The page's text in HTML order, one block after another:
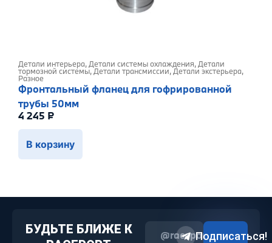
Детали интерьера,Детали системы охлаждения,Детали
тормозной системы,Детали трансмиссии,Детали экстерьера,
Разное
Фронтальный фланец для гофрированной
трубы 50мм
4 245 ₽
В корзину
БУДЬТЕ БЛИЖЕ К
@raceport2022
Подписаться!